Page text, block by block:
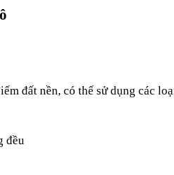
đất nền, có thể sử dụng các
đều